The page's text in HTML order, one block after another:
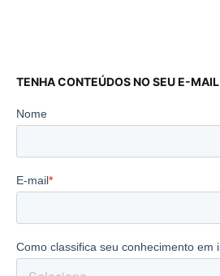
TENHA CONTEÚDOS NO SEU E-MAIL